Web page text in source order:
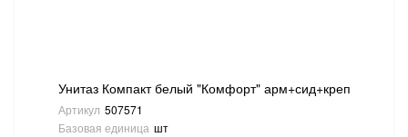
ЭЛЕКТРОМОНТАЖНЫЕ ТОВАРЫ, СВЕТОТЕХНИКА
Унитаз Компакт белый "Комфорт" арм+сид+креп
Артикул 507571
Базовая единица шт